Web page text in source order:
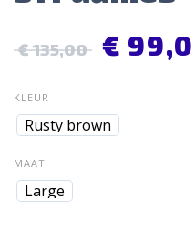
€135,00 €
KLEUR
Rusty brown
MAAT
Large